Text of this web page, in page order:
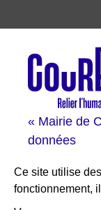
« Mairie de
données
Ce site utilise
fonctionnement,
Les sites
Courbevoie
Val Courbevoie
Sortir à
Solutions
Portail des
Je participe